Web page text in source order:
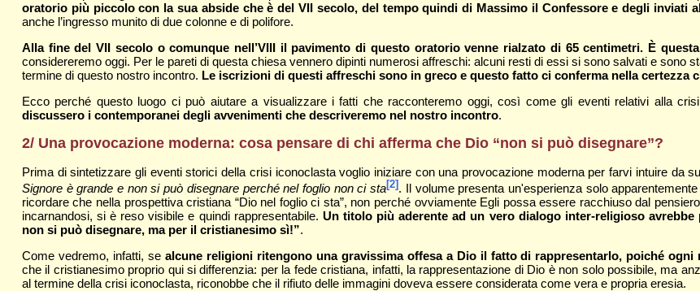
oratorio più piccolo con la sua abside che è del VII secolo, del tempo quindi di Massimo il Confessore e degli inviati
anche l’ingresso munito di due colonne e di polifore.
Alla fine del VII secolo o comunque nell’VIII il pavimento di questo oratorio venne rialzato di 65 centimetri. È
considereremo oggi. Per le pareti di questa chiesa vennero dipinti numerosi affreschi: alcuni resti di essi si sono salvati e sono
termine di questo nostro incontro. Le iscrizioni di questi affreschi sono in greco e questo fatto ci conferma nella certezza
Ecco perché questo luogo ci può aiutare a visualizzare i fatti che racconteremo oggi, così come gli eventi relativi alla
discussero i contemporanei degli avvenimenti che descriveremo nel nostro incontro.
2/ Una provocazione moderna: cosa pensare di chi afferma che Dio “non si può disegnare”?
Prima di sintetizzare gli eventi storici della crisi iconoclasta voglio iniziare con una provocazione moderna per farvi intuire da
Signore è grande e non si può disegnare perché nel foglio non ci sta[2] . Il volume presenta un'esperienza solo
ricordare che nella prospettiva cristiana “Dio nel foglio ci sta”, non perché ovviamente Egli possa essere racchiuso dal
incarnandosi, si è reso visibile e quindi rappresentabile. Un titolo più aderente ad un vero dialogo inter-religioso
non si può disegnare, ma per il cristianesimo sì!”.
Come vedremo, infatti, se alcune religioni ritengono una gravissima offesa a Dio il fatto di rappresentarlo, poiché
che il cristianesimo proprio qui si differenzia: per la fede cristiana, infatti, la rappresentazione di Dio è non solo possibile, ma
al termine della crisi iconoclasta, riconobbe che il rifiuto delle immagini doveva essere considerata come vera e propria eresia.